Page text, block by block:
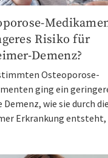
Risiko für
Demenz?
Osteoporose-
ging ein
Demenz, wie sie durch die
Erkrankung entsteht,